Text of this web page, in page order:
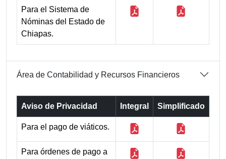
Para el Sistema de
Nóminas del Estado de
Chiapas.
Área de Contabilidad y Recursos Financieros
Aviso de Privacidad Integral Simplificado
Para el pago de viáticos.
Para órdenes de pago a